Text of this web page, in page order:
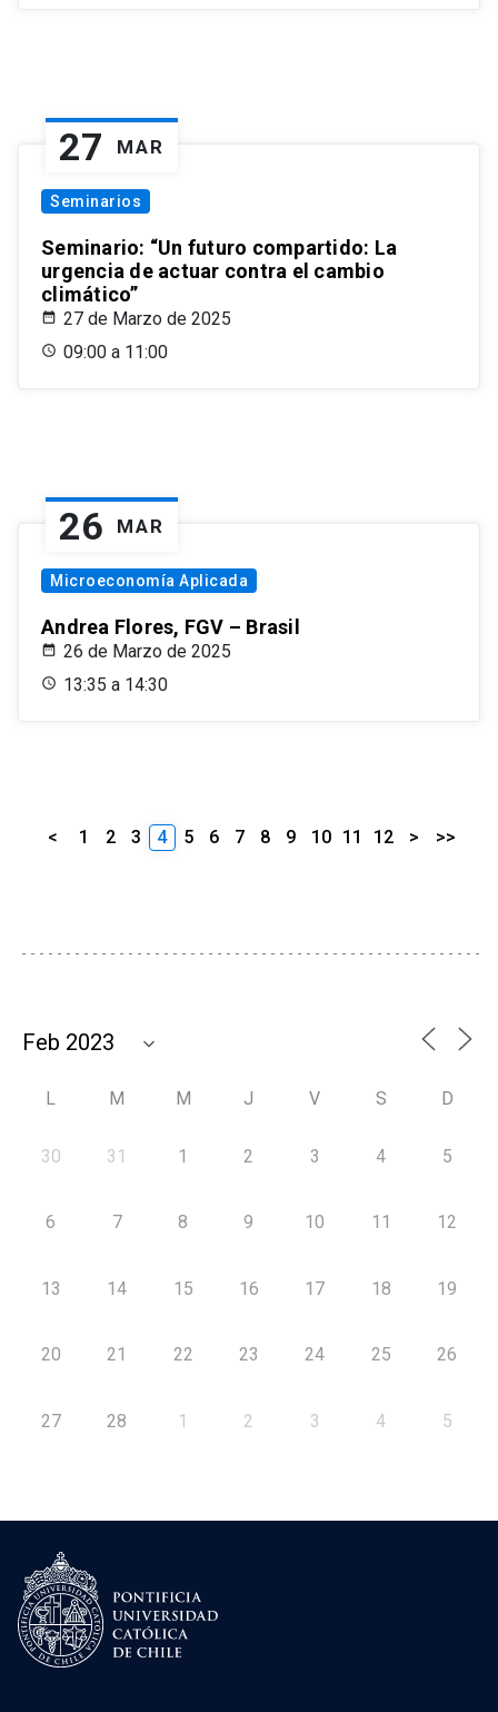
27 MAR
Seminarios
Seminario: “Un futuro compartido: La
urgencia de actuar contra el cambio
climático”
27 de Marzo de 2025
09:00 a 11:00
26 MAR
Microeconomía Aplicada
Andrea Flores, FGV – Brasil
26 de Marzo de 2025
13:35 a 14:30
< 1 2 3 4 5 6 7 8 9 10 11 12 > >>
L M M J V S D
30 31 1 2 3 4 5
6 7 8 9 10 11 12
13 14 15 16 17 18 19
20 21 22 23 24 25 26
27 28 1 2 3 4 5